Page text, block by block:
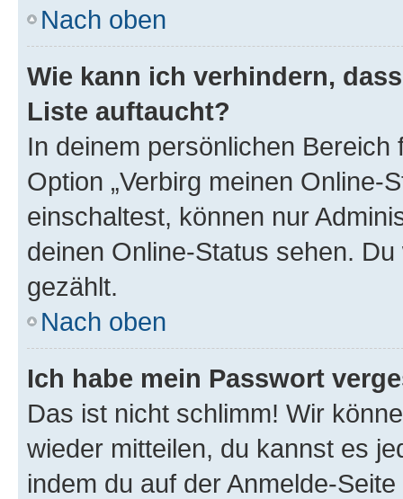
Nach oben
Wie kann ich verhindern,
Liste auftaucht?
In deinem persönlichen
Option „Verbirg meinen Online-
einschaltest, können nur
deinen Online-Status sehen.
gezählt.
Nach oben
Ich habe mein Passwort
Das ist nicht schlimm! Wir
wieder mitteilen, du kannst es
indem du auf der Anmelde-